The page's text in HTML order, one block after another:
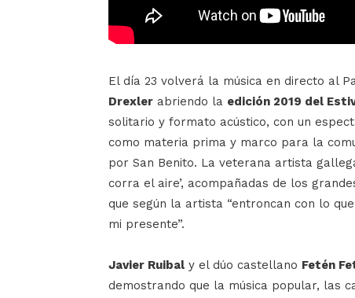
El día 23 volverá la música en directo al
Drexler abriendo la edición 2019 del
solitario y formato acústico, con un
como materia prima y marco para la
por San Benito. La veterana artista
corra el aire’, acompañadas de los
que según la artista “entroncan con lo
mi presente”.
Javier Ruibal y el dúo castellano Fetén
demostrando que la música popular, las